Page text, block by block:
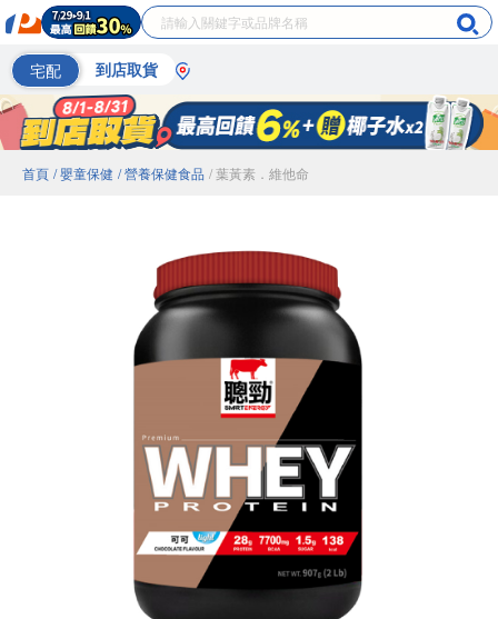
宅配 到店取貨
首頁 / 嬰童保健 / 營養保健食品 / 葉黃素．維他命